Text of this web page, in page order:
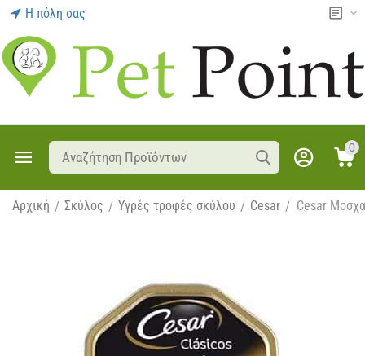
Η πόλη σας
0
Αρχική / Σκύλος / Υγρές τροφές σκύλου / Cesar / Cesar